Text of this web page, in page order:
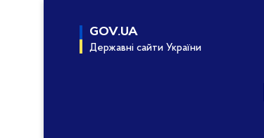
GOV.UA
Державні сайти України